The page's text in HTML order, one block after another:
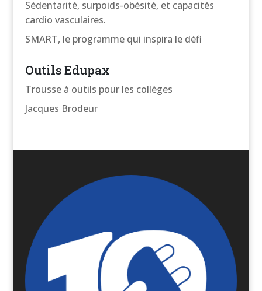
Sédentarité, surpoids-obésité, et capacités
cardio vasculaires.
SMART, le programme qui inspira le défi
Outils Edupax
Trousse à outils pour les collèges
Jacques Brodeur